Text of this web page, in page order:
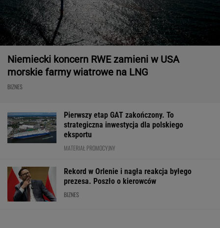
Niemiecki koncern RWE zamieni w USA
morskie farmy wiatrowe na LNG
BIZNES
Pierwszy etap GAT zakończony. To
strategiczna inwestycja dla polskiego
eksportu
MATERIAŁ PROMOCYJNY
Rekord w Orlenie i nagła reakcja byłego
prezesa. Poszło o kierowców
BIZNES